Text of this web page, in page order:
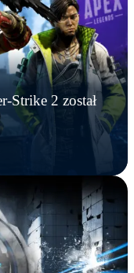
Strike 2 został